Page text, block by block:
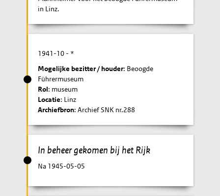
in Linz.
1941-10 - *
Mogelijke bezitter / houder: Beoogde
Führermuseum
Rol: museum
Locatie: Linz
Archiefbron: Archief SNK nr.288
In beheer gekomen bij het Rijk
Na 1945-05-05